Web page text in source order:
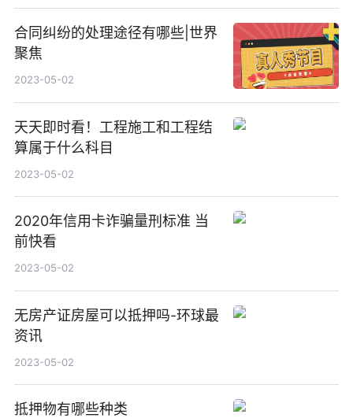
合同纠纷的处理途径有哪些|世界
聚焦
2023-05-02
天天即时看！工程施工和工程结
算属于什么科目
2023-05-02
2020年信用卡诈骗量刑标准 当
前快看
2023-05-02
无房产证房屋可以抵押吗-环球最
资讯
2023-05-02
抵押物有哪些种类